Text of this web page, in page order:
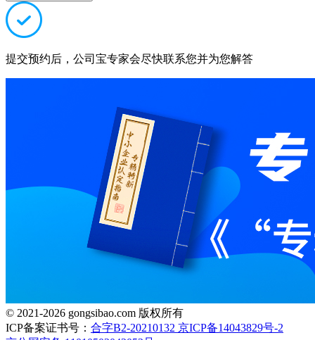
提交预约后，公司宝专家会尽快联系您并为您解答
© 2021-2026 gongsibao.com 版权所有
ICP备案证书号： 合字B2-20210132 京ICP备14043829号-2